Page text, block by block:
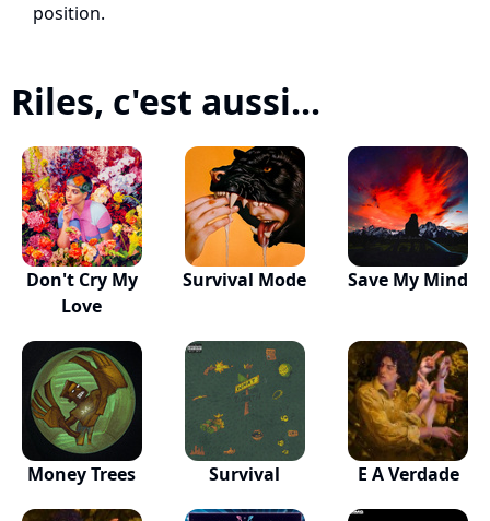
position.
Riles, c'est aussi...
Don't Cry My
Love
Survival Mode Save My Mind
Money Trees Survival E A Verdade